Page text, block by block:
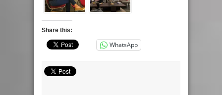
Share this:
WhatsApp